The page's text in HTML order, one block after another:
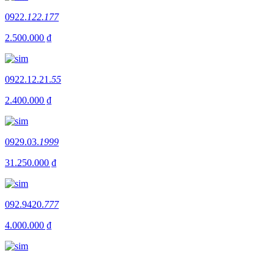
0922.122.177
2.500.000 ₫
0922.12.21.55
2.400.000 ₫
0929.03.1999
31.250.000 ₫
092.9420.777
4.000.000 ₫